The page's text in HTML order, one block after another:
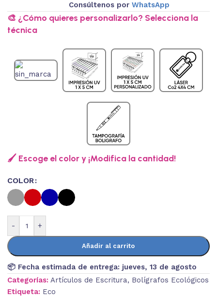
Consúltenos porWhatsApp
🎨 ¿Cómo quieres personalizarlo? Selecciona la
técnica
🖌️ Escoge el color y ¡Modifica la cantidad!
COLOR
- +
Añadir al carrito
📦 Fecha estimada de entrega: jueves, 13 de agosto
Categorías: Artículos de Escritura, Bolígrafos Ecológicos
Etiqueta: Eco